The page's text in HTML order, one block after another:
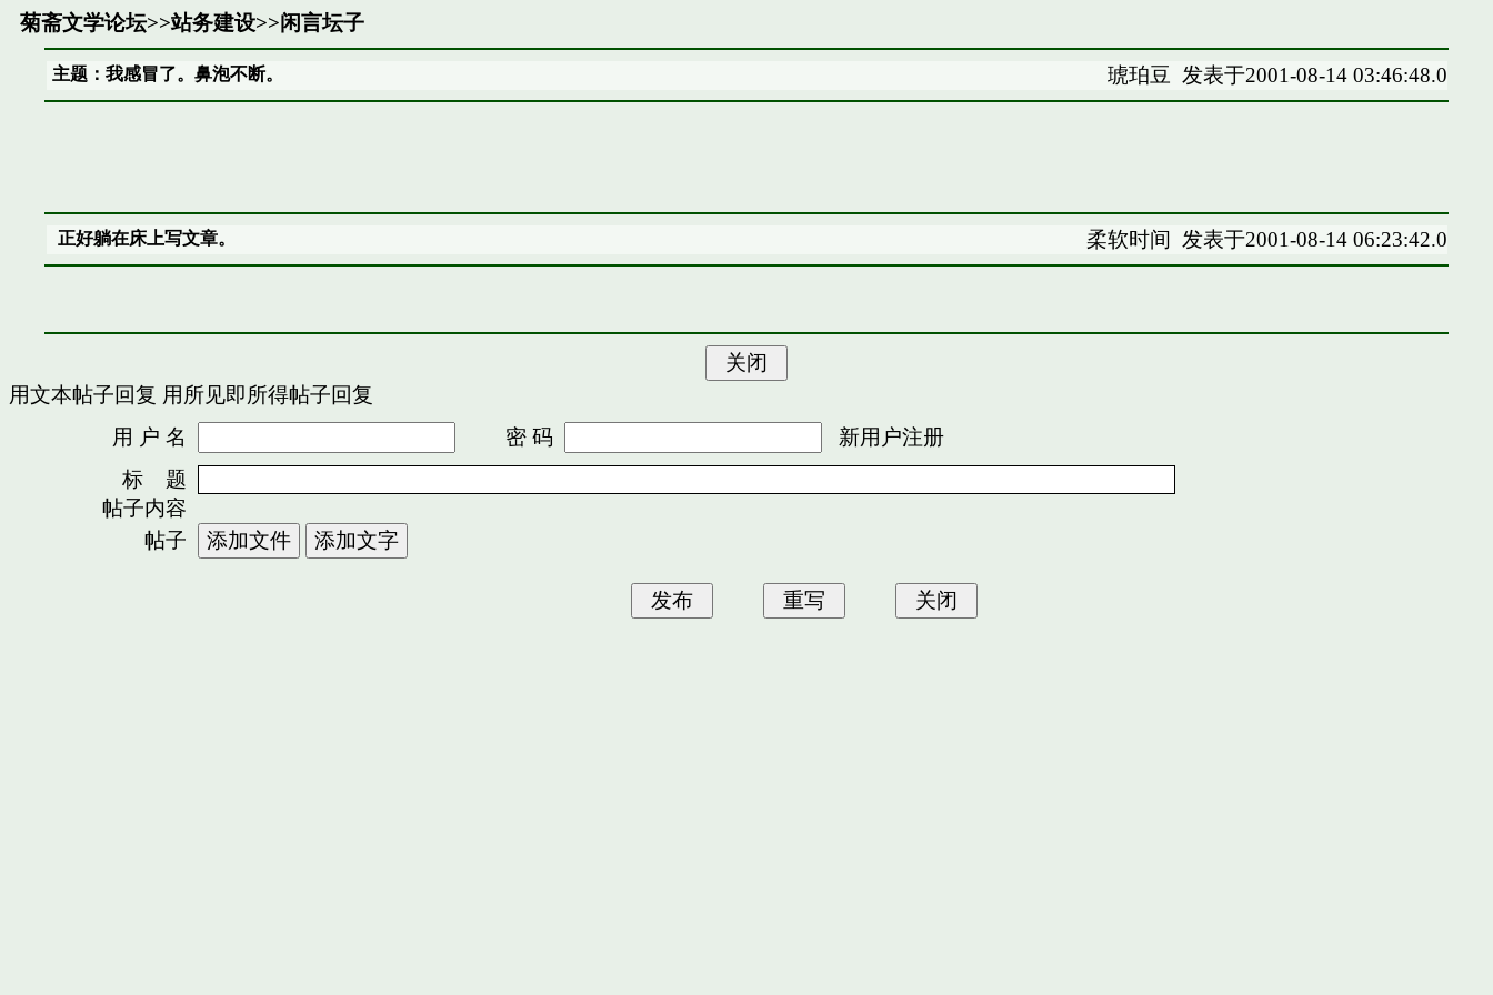
菊斋文学论坛>>站务建设>>闲言坛子
主题：我感冒了。鼻泡不断。 琥珀豆 发表于2001-08-14 03:46:48.0
正好躺在床上写文章。 柔软时间 发表于2001-08-14 06:23:42.0
用文本帖子回复 用所见即所得帖子回复
用 户 名
密 码
新用户注册
标 题
帖子内容
帖子